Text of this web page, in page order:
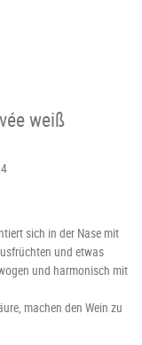
weiß
sich in der Nase mit
und etwas
und harmonisch mit
machen den Wein zu